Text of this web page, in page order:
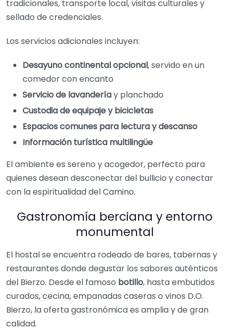
tradicionales, transporte local, visitas culturales y
sellado de credenciales.
Los servicios adicionales incluyen:
Desayuno continental opcional, servido en un
comedor con encanto
Servicio de lavanderíay planchado
Custodia de equipaje y bicicletas
Espacios comunes para lectura y descanso
Información turística multilingüe
El ambiente es sereno y acogedor, perfecto para
quienes desean desconectar del bullicio y conectar
con la espiritualidad del Camino.
Gastronomía berciana y entorno
monumental
El hostal se encuentra rodeado de bares, tabernas y
restaurantes donde degustar los sabores auténticos
del Bierzo. Desde el famoso botillo, hasta embutidos
curados, cecina, empanadas caseras o vinos D.O.
Bierzo, la oferta gastronómica es amplia y de gran
calidad.